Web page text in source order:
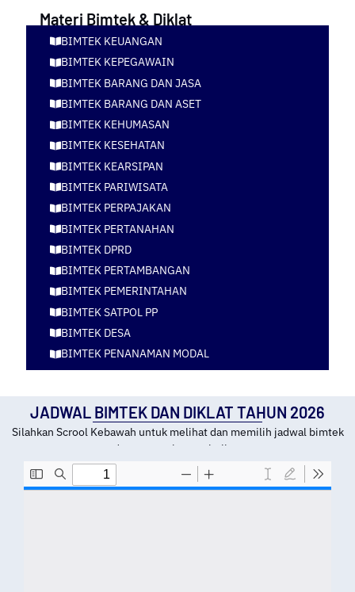
Perizinan
Materi Bimtek & Diklat
BIMTEK KEUANGAN
BIMTEK KEPEGAWAIN
BIMTEK BARANG DAN JASA
BIMTEK BARANG DAN ASET
BIMTEK KEHUMASAN
BIMTEK KESEHATAN
BIMTEK KEARSIPAN
BIMTEK PARIWISATA
BIMTEK PERPAJAKAN
BIMTEK PERTANAHAN
BIMTEK DPRD
BIMTEK PERTAMBANGAN
BIMTEK PEMERINTAHAN
BIMTEK SATPOL PP
BIMTEK DESA
BIMTEK PENANAMAN MODAL
JADWAL BIMTEK DAN DIKLAT TAHUN 2026
Silahkan Scrool Kebawah untuk melihat dan memilih jadwal bimtek
dan tempat kota pelatihan